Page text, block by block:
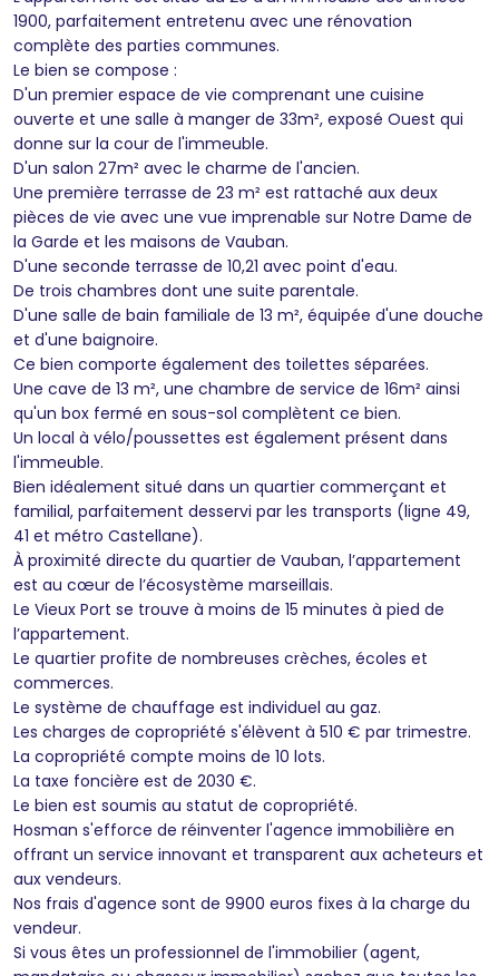
1900, parfaitement entretenu avec une rénovation
complète des parties communes.
Le bien se compose :
D'un premier espace de vie comprenant une cuisine
ouverte et une salle à manger de 33m², exposé Ouest qui
donne sur la cour de l'immeuble.
D'un salon 27m² avec le charme de l'ancien.
Une première terrasse de 23 m² est rattaché aux deux
pièces de vie avec une vue imprenable sur Notre Dame de
la Garde et les maisons de Vauban.
D'une seconde terrasse de 10,21 avec point d'eau.
De trois chambres dont une suite parentale.
D'une salle de bain familiale de 13 m², équipée d'une douche
et d'une baignoire.
Ce bien comporte également des toilettes séparées.
Une cave de 13 m², une chambre de service de 16m² ainsi
qu'un box fermé en sous-sol complètent ce bien.
Un local à vélo/poussettes est également présent dans
l'immeuble.
Bien idéalement situé dans un quartier commerçant et
familial, parfaitement desservi par les transports (ligne 49,
41 et métro Castellane).
À proximité directe du quartier de Vauban, l’appartement
est au cœur de l’écosystème marseillais.
Le Vieux Port se trouve à moins de 15 minutes à pied de
l’appartement.
Le quartier profite de nombreuses crèches, écoles et
commerces.
Le système de chauffage est individuel au gaz.
Les charges de copropriété s'élèvent à 510 € par trimestre.
La copropriété compte moins de 10 lots.
La taxe foncière est de 2030 €.
Le bien est soumis au statut de copropriété.
Hosman s'efforce de réinventer l'agence immobilière en
offrant un service innovant et transparent aux acheteurs et
aux vendeurs.
Nos frais d'agence sont de 9900 euros fixes à la charge du
vendeur.
Si vous êtes un professionnel de l'immobilier (agent,